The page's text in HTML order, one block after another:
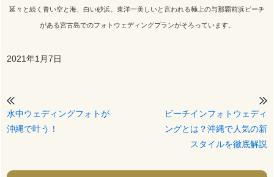
延々と続く青い空と海、白い砂浜。東洋一美しいと言われる極上の与那覇前浜ビーチ
がある宮古島でのフォトウェディングプランがそろっています。
2021年1月7日
水中ウェディングフォトが
沖縄で叶う！
ビーチインフォトウェディ
ングとは？沖縄で人気の新
スタイルを徹底解説